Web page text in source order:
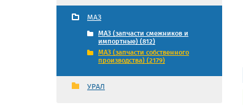
МАЗ
МАЗ (запчасти смежников и
импортные) (812)
МАЗ (запчасти собственного
производства) (2179)
УРАЛ